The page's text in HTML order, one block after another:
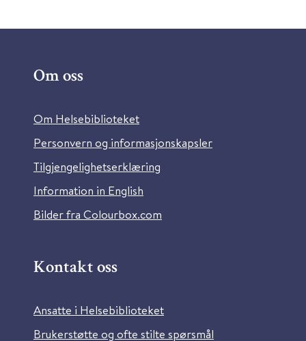
Om oss
Om Helsebiblioteket
Personvern og informasjonskapsler
Tilgjengelighetserklæring
Information in English
Bilder fra Colourbox.com
Kontakt oss
Ansatte i Helsebiblioteket
Brukerstøtte og ofte stilte spørsmål